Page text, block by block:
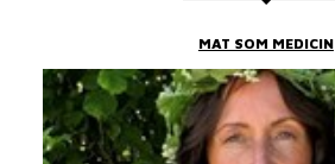
MAT SOM MEDICIN